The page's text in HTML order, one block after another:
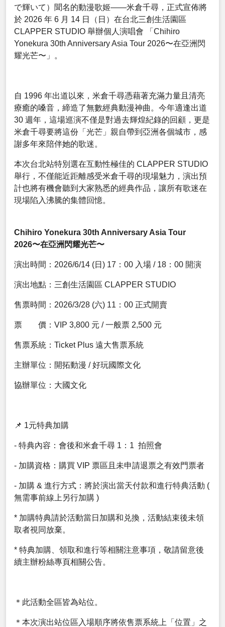
で輝いて）聞名的動漫歌姬——米倉千尋，正式宣佈將
於 2026 年 6 月 14 日（日）在台北三創生活園區
CLAPPER STUDIO 舉辦個人演唱會 「Chihiro
Yonekura 30th Anniversary Asia Tour 2026〜在亞洲閃
耀光芒〜」。
自 1996 年出道以來，米倉千尋憑藉著充滿力量且清亮
療癒的嗓音，締造了無數經典動漫神曲。今年適逢出道
30 週年，這場巡演不僅是對過去輝煌紀錄的回顧，更是
米倉千尋要將這份「光芒」親自帶到亞洲各個城市，感
謝多年來陪伴她的歌迷。
本次台北站特別選在互動性極佳的 CLAPPER STUDIO
舉行，不僅能近距離感受米倉千尋的現場魅力，演出預
計也將有機會聽到大家熟悉的經典作品，讓所有歌迷在
現場陷入沸騰的集體回憶。
Chihiro Yonekura 30th Anniversary Asia Tour
2026〜在亞洲閃耀光芒〜
演出時間：2026/6/14 (日) 17：00 入場 / 18：00 開演
演出地點：三創生活園區 CLAPPER STUDIO
售票時間：2026/3/28 (六) 11：00 正式開賣
票 價：VIP 3,800 元 / 一般票 2,500 元
售票系統：Ticket Plus 遠大售票系統
主辦單位：開拓動漫 / 好玩國際文化
協辦單位：大國文化
📌 1元特典加購
- 特典內容：會後和米倉千尋 1：1 拍照會
- 加購資格：購買 VIP 票區且未申請退票之有效門票者
- 加購 & 進行方式：將於演出當天付款和進行特典活動 (
無需事前線上另行加購 )
* 加購特典請於活動當日加購和兑換，活動結束後未領
取者視同放棄。
* 特典加購、領取和進行等相關注意事項，敬請留意後
續主辦粉絲專頁相關公告。
＊此活動全區皆為站位。
＊本次演出站位區入場順序將依售票系統上「位置」之